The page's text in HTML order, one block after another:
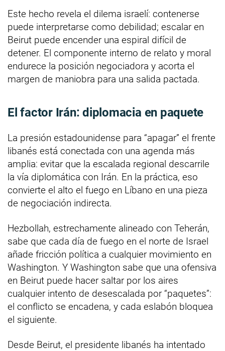
Este hecho revela el dilema israelí: contenerse
puede interpretarse como debilidad; escalar en
Beirut puede encender una espiral difícil de
detener. El componente interno de relato y moral
endurece la posición negociadora y acorta el
margen de maniobra para una salida pactada.
El factor Irán: diplomacia en paquete
La presión estadounidense para “apagar” el frente
libanés está conectada con una agenda más
amplia: evitar que la escalada regional descarrile
la vía diplomática con Irán. En la práctica, eso
convierte el alto el fuego en Líbano en una pieza
de negociación indirecta.
Hezbollah, estrechamente alineado con Teherán,
sabe que cada día de fuego en el norte de Israel
añade fricción política a cualquier movimiento en
Washington. Y Washington sabe que una ofensiva
en Beirut puede hacer saltar por los aires
cualquier intento de desescalada por “paquetes”:
el conflicto se encadena, y cada eslabón bloquea
el siguiente.
Desde Beirut, el presidente libanés ha intentado